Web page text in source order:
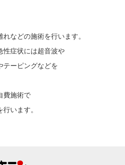
などの施術を行います。
性症状には超音波や
テーピングなどを
費施術で
を行います。